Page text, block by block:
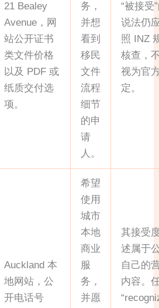
21 Bealey
Avenue，网
站公开证书
类文件价格
以及 PDF 或
纸质交付选
项。
务，
并想
看到
移民
文件
流程
细节
的申
请
人。
“被接受
说法仍
照 INZ
核查，
视为官
定。
Auckland 本
地网站，公
开电话号
希望
使用
城市
本地
商业
服
务，
并愿
其接受
述属于
自己的
内容。